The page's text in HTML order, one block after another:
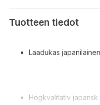
Tuotteen tiedot
Laadukas
Högkvalitativ